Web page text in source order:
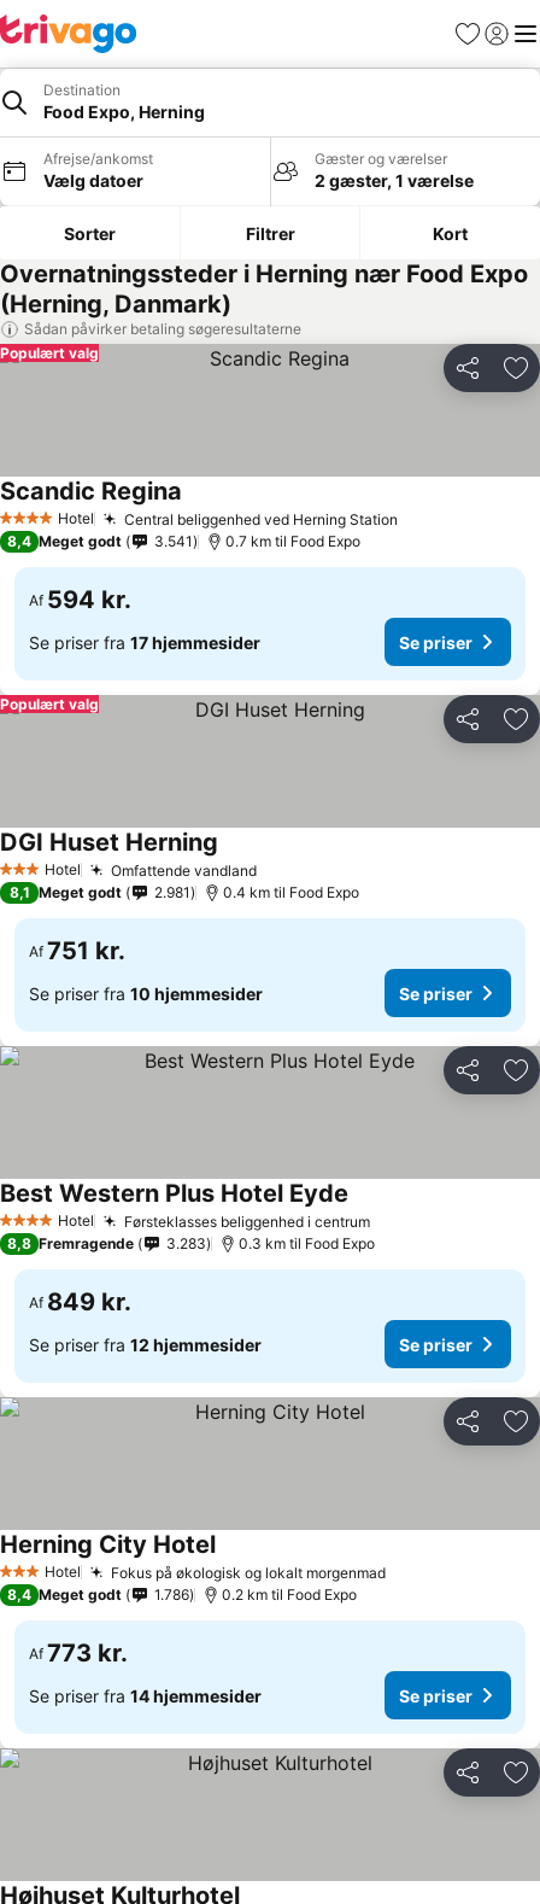
Favoritter
Log ind
Destination
Food Expo, Herning
Afrejse/ankomst
Vælg datoer
Gæster og værelser
2 gæster, 1 værelse
Sorter Filtrer Kort
Overnatningssteder i Herning nær Food Expo
(Herning, Danmark)
Sådan påvirker betaling søgeresultaterne
Del
Populært valg
4 StjernerHotel Central beliggenhed ved Herning Station
Scandic Regina
8,4 Meget godt 3.541 0.7 km til Food Expo
Af 594 kr.
Se priser fra 17 hjemmesider Se priser
Del
Populært valg
3 StjernerHotel Omfattende vandland
DGI Huset Herning
8,1 Meget godt 2.981 0.4 km til Food Expo
Af 751 kr.
Se priser fra 10 hjemmesider Se priser
Del
4 StjernerHotel Førsteklasses beliggenhed i centrum
Best Western Plus Hotel Eyde
8,8 Fremragende 3.283 0.3 km til Food Expo
Af 849 kr.
Se priser fra 12 hjemmesider Se priser
Del
3 StjernerHotel Fokus på økologisk og lokalt morgenmad
Herning City Hotel
8,4 Meget godt 1.786 0.2 km til Food Expo
Af 773 kr.
Se priser fra 14 hjemmesider Se priser
Del
Højhuset Kulturhotel